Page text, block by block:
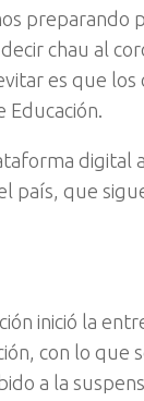
preparando
chau al
es que los
Educación.
digital
país, que
inició la
con lo que
a la